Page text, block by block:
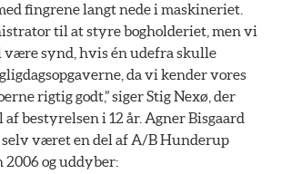
fingrene langt nede i maskineriet.
til at styre bogholderiet, men vi
være synd, hvis én udefra skulle
da vi kender vores
rigtig godt,” siger Stig Nexø, der
bestyrelsen i 12 år. Agner Bisgaard
været en del af A/B Hunderup
og uddyber: